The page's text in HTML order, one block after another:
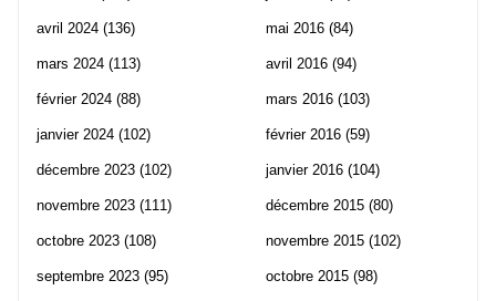
avril 2024 (136)
mars 2024 (113)
février 2024 (88)
janvier 2024 (102)
décembre 2023 (102)
novembre 2023 (111)
octobre 2023 (108)
septembre 2023 (95)
mai 2016 (84)
avril 2016 (94)
mars 2016 (103)
février 2016 (59)
janvier 2016 (104)
décembre 2015 (80)
novembre 2015 (102)
octobre 2015 (98)